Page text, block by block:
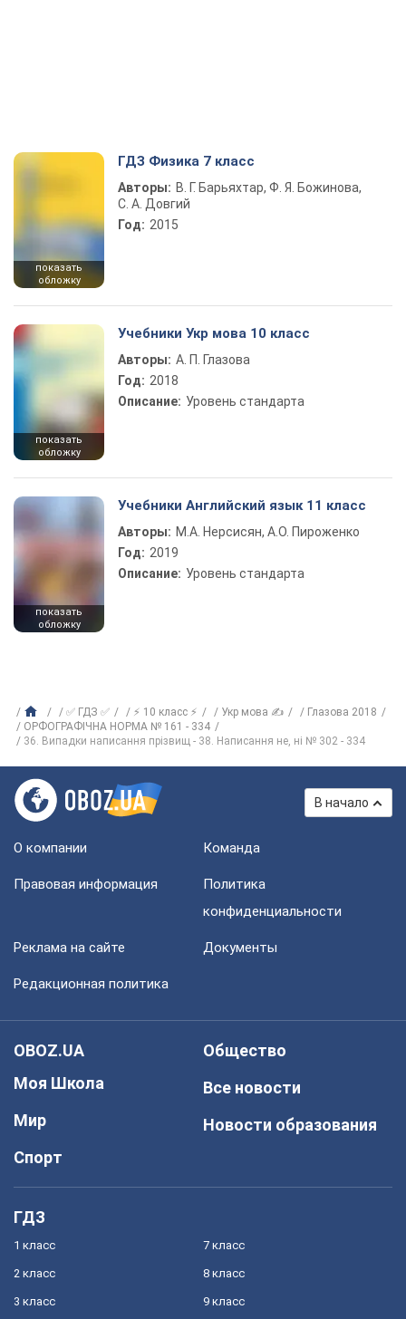
показать
обложку
ГДЗ Физика 7 класс
Авторы: В. Г. Барьяхтар, Ф. Я. Божинова,
С. А. Довгий
Год: 2015
показать
обложку
Учебники Укр мова 10 класс
Авторы: А. П. Глазова
Год: 2018
Описание: Уровень стандарта
показать
обложку
Учебники Английский язык 11 класс
Авторы: М.А. Нерсисян, А.О. Пироженко
Год: 2019
Описание: Уровень стандарта
✅ ГДЗ ✅ ⚡ 10 класс ⚡ Укр мова ✍
Глазова 2018
ОРФОГРАФІЧНА НОРМА № 161 - 334
36. Випадки написання прізвищ - 38. Написання не, ні № 302 - 334
В начало
О компании Команда
Правовая информация
Политика
конфиденциальности
Реклама на сайте Документы
Редакционная политика
OBOZ.UA
Моя Школа
Мир
Спорт
Общество
Все новости
Новости образования
ГДЗ
1 класс
2 класс
3 класс
7 класс
8 класс
9 класс